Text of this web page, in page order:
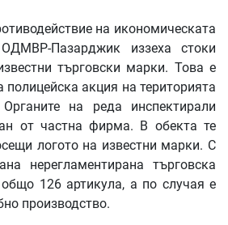
на икономическата
Пазарджик иззеха стоки
търговски марки. Това е
полицейска акция на територията
на реда инспектирали
от частна фирма. В обекта те
логото на известни марки. С
нерегламентирана търговска
126 артикула, а по случая е
производство.